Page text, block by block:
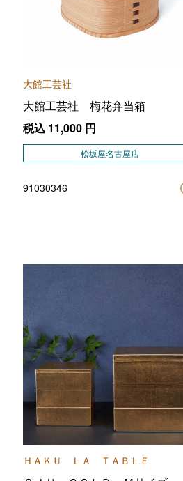
大館工芸社
大館工芸社 梅花弁当箱
税込 11,000 円
松坂屋名古屋店
91030346
ＨＡＫＵ ＬＡ ＴＡＢＬＥ